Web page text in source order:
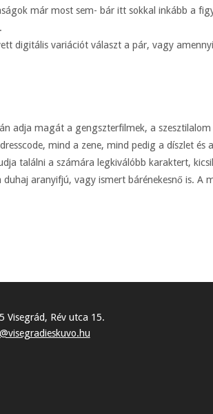
már most sem- bár itt sokkal inkább a
digitális variációt választ a pár, vagy
adja magát a gengszterfilmek, a
mind a zene, mind pedig a díszlet és
találni a számára legkiválóbb karaktert,
aranyifjú, vagy ismert bárénekesnő is. A
Visegrád, Rév utca 15.